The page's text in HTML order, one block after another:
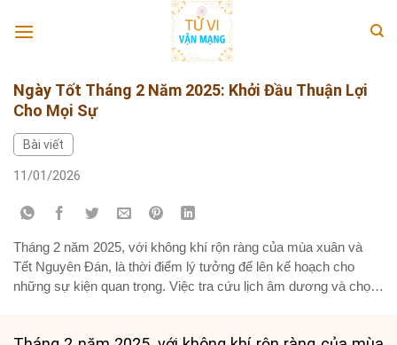
Ngày Tốt Tháng 2 Năm 2025: Khởi Đầu Thuận Lợi
Cho Mọi Sự
Bài viết
11/01/2026
Tháng 2 năm 2025, với không khí rộn ràng của mùa xuân và
Tết Nguyên Đán, là thời điểm lý tưởng để lên kế hoạch cho
những sự kiện quan trọng. Việc tra cứu lịch âm dương và chọn